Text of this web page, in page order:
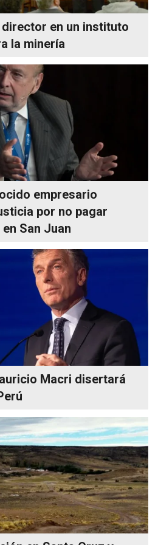
director en un instituto
la minería
empresario
por no pagar
San Juan
Macri disertará